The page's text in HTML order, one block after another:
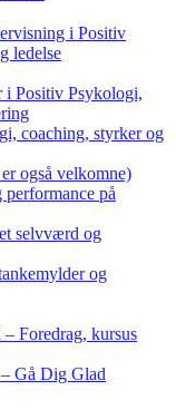
i Positiv
ledelse
i Positiv Psykologi,
coaching, styrker og
også velkomne)
på
selvværd og
og
Foredrag, kursus
Gå Dig Glad